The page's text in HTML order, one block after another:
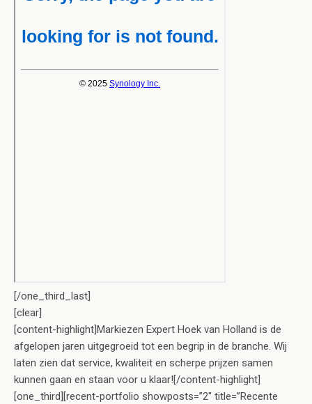
[/one_third_last]
[clear]
[content-highlight]Markiezen Expert Hoek van Holland is de
afgelopen jaren uitgegroeid tot een begrip in de branche. Wij
laten zien dat service, kwaliteit en scherpe prijzen samen
kunnen gaan en staan voor u klaar![/content-highlight]
[one_third][recent-portfolio showposts=”2″ title=”Recente